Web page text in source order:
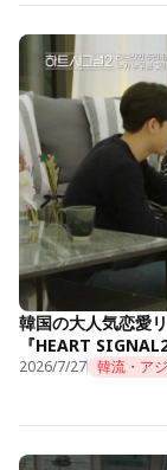
韓国の大人気恋愛
『HEART
2026/7/27 韓流・ア